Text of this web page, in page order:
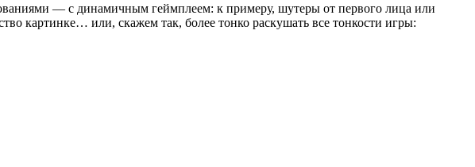
— с динамичным геймплеем: к примеру, шутеры от первого лица или
картинке… или, скажем так, более тонко раскушать все тонкости игры: